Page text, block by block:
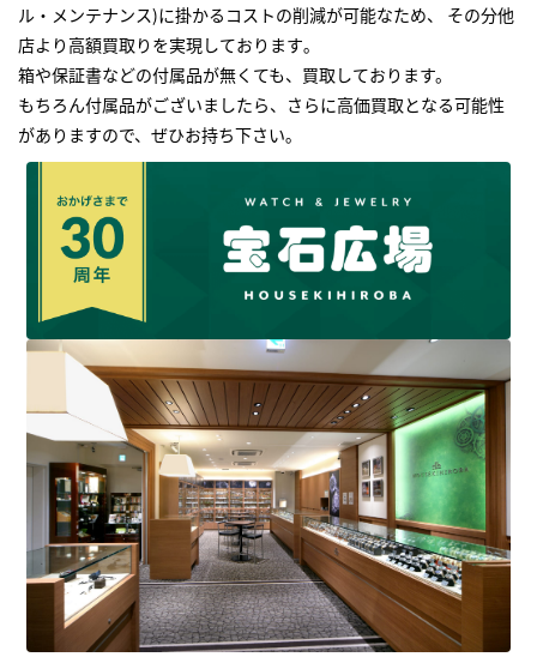
ル・メンテナンス)に掛かるコストの削減が可能なため、 その分他
店より高額買取りを実現しております｡
箱や保証書などの付属品が無くても、買取しております。
もちろん付属品がございましたら、さらに高価買取となる可能性
がありますので、ぜひお持ち下さい｡